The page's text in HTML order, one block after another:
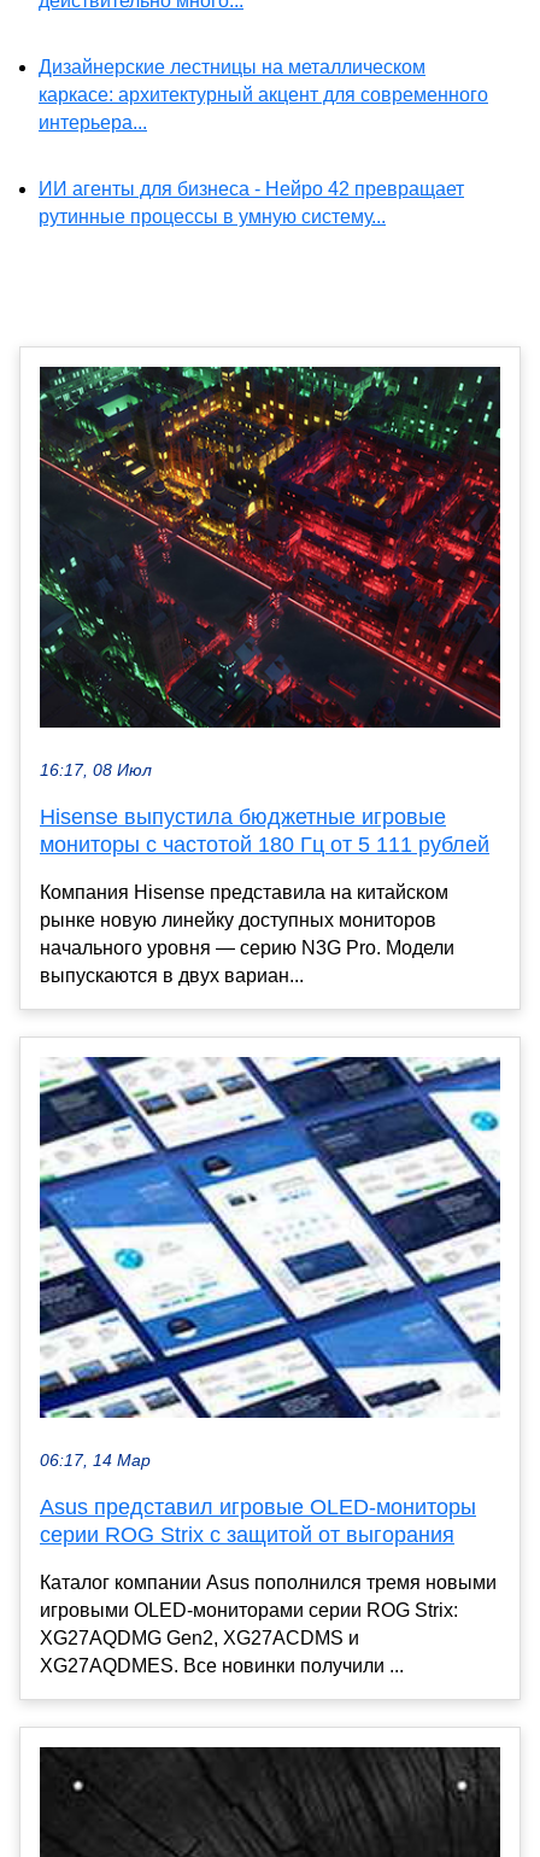
Дизайнерские лестницы на металлическом
каркасе: архитектурный акцент для современного
интерьера...
ИИ агенты для бизнеса - Нейро 42 превращает
рутинные процессы в умную систему...
16:17, 08 Июл
Hisense выпустила бюджетные игровые
мониторы с частотой 180 Гц от 5 111 рублей
Компания Hisense представила на китайском
рынке новую линейку доступных мониторов
начального уровня — серию N3G Pro. Модели
выпускаются в двух вариан...
06:17, 14 Мар
Asus представил игровые OLED-мониторы
серии ROG Strix с защитой от выгорания
Каталог компании Asus пополнился тремя новыми
игровыми OLED-мониторами серии ROG Strix:
XG27AQDMG Gen2, XG27ACDMS и
XG27AQDMES. Все новинки получили ...